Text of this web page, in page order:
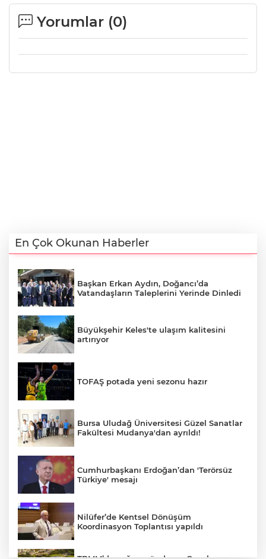
Yorumlar (0)
En Çok Okunan Haberler
Başkan Erkan Aydın, Doğancı’da
Vatandaşların Taleplerini Yerinde Dinledi
Büyükşehir Keles'te ulaşım kalitesini
artırıyor
TOFAŞ potada yeni sezonu hazır
Bursa Uludağ Üniversitesi Güzel Sanatlar
Fakültesi Mudanya'dan ayrıldı!
Cumhurbaşkanı Erdoğan’dan 'Terörsüz
Türkiye' mesajı
Nilüfer’de Kentsel Dönüşüm
Koordinasyon Toplantısı yapıldı